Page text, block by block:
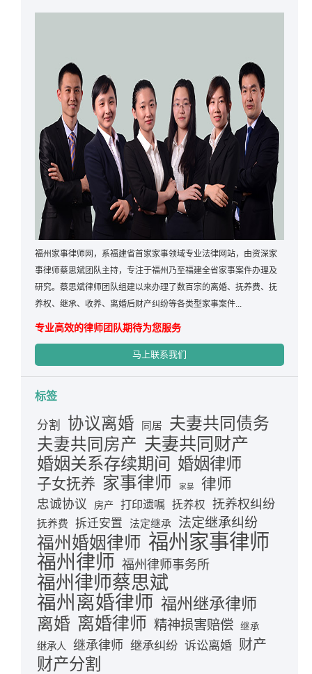
福州家事律师网，系福建省首家家事领域专业法律网站，由资深家
事律师蔡思斌团队主持，专注于福州乃至福建全省家事案件办理及
研究。蔡思斌律师团队组建以来办理了数百宗的离婚、抚养费、抚
养权、继承、收养、离婚后财产纠纷等各类型家事案件...
专业高效的律师团队期待为您服务
马上联系我们
标签
分割 协议离婚 同居 夫妻共同债务
夫妻共同房产 夫妻共同财产
婚姻关系存续期间 婚姻律师
子女抚养 家事律师 家暴 律师
忠诚协议 房产 打印遗嘱 抚养权 抚养权纠纷
抚养费 拆迁安置 法定继承 法定继承纠纷
福州婚姻律师 福州家事律师
福州律师 福州律师事务所
福州律师蔡思斌
福州离婚律师 福州继承律师
离婚 离婚律师 精神损害赔偿 继承
继承人 继承律师 继承纠纷 诉讼离婚 财产
财产分割